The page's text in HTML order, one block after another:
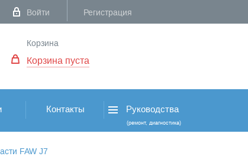
Войти Регистрация
Корзина
Корзина пуста
Контакты Руководства
(ремонт, диагностика)
FAW J7